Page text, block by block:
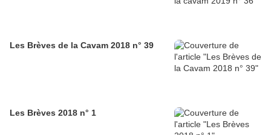
Les Brèves de la Cavam 2018 n° 39
Les Brèves 2018 n° 1